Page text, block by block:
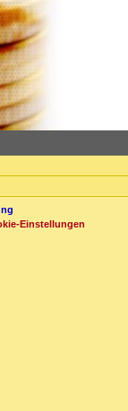
Einstellungen